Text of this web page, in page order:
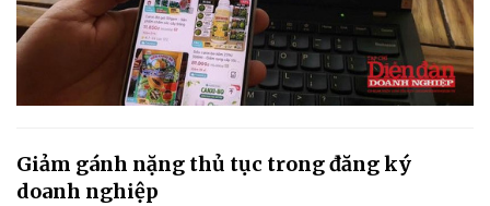
Giảm gánh nặng thủ tục trong đăng ký
doanh nghiệp